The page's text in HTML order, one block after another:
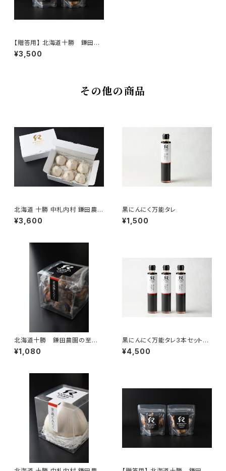
【贈答用】 北海道十勝 鎌田農
¥3,500
その他の商品
北海道 十勝 中札内村 鎌田農園
の至高にんにく
¥3,600
黒にんにく万能タレ
¥1,500
北海道十勝 鎌田農園の至高
黒にんにく
¥1,080
黒にんにく万能タレ3本セット
【送料無料】
¥4,500